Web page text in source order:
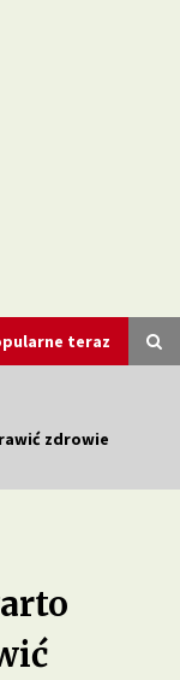
diety
teraz
wspierać walkę z
opartej na
zdrowie